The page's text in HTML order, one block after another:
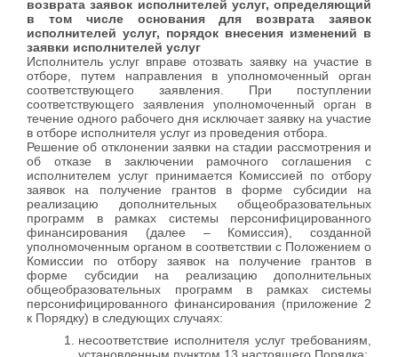
возврата заявок исполнителей услуг, определяющий
в том числе основания для возврата заявок
исполнителей услуг, порядок внесения изменений в
заявки исполнителей услуг
Исполнитель услуг вправе отозвать заявку на участие в
отборе, путем направления в уполномоченный орган
соответствующего заявления. При поступлении
соответствующего заявления уполномоченный орган в
течение одного рабочего дня исключает заявку на участие
в отборе исполнителя услуг из проведения отбора.
Решение об отклонении заявки на стадии рассмотрения и
об отказе в заключении рамочного соглашения с
исполнителем услуг принимается Комиссией по отбору
заявок на получение грантов в форме субсидии на
реализацию дополнительных общеобразовательных
программ в рамках системы персонифицированного
финансирования (далее – Комиссия), созданной
уполномоченным органом в соответствии с Положением о
Комиссии по отбору заявок на получение грантов в
форме субсидии на реализацию дополнительных
общеобразовательных программ в рамках системы
персонифицированного финансирования (приложение 2
к Порядку) в следующих случаях:
несоответствие исполнителя услуг требованиям,